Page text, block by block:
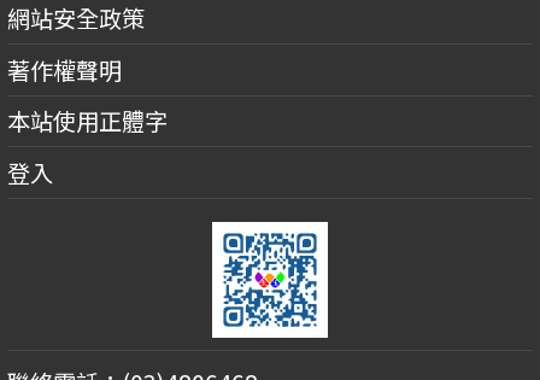
網站安全政策
著作權聲明
本站使用正體字
登入